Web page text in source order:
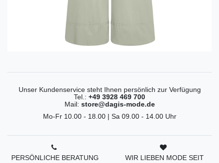
Unser Kundenservice steht Ihnen persönlich zur Verfügung
Tel.: +49 3928 469 700
Mail: store@dagis-mode.de
Mo-Fr 10.00 - 18.00 | Sa 09.00 - 14.00 Uhr
PERSÖNLICHE BERATUNG
WIR LIEBEN MODE SEIT